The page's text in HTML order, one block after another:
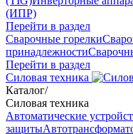
(ИПР)
Перейти в раздел
Сварочные горелки
принадлежности
Перейти в раздел
Силовая техника
Каталог/
Силовая техника
Автоматические
защиты